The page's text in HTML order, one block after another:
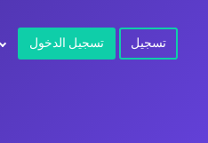
تسجيل الدخول تسجيل